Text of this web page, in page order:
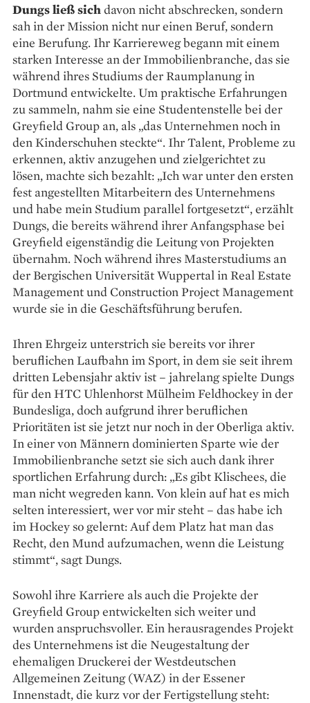
Dungs ließ sichdavon nicht abschrecken, sondern
sah in der Mission nicht nur einen Beruf, sondern
eine Berufung. Ihr Karriere­weg begann mit einem
starken Interesse an der Immo­bilienbranche, das sie
während ihres Studiums der Raumplanung in
Dortmund entwickelte. Um prak­tische Erfahrungen
zu sammeln, nahm sie eine Studentenstelle bei der
Greyfield Group an, als „das Unternehmen noch in
den Kinderschuhen steckte“. Ihr Talent, Probleme zu
erkennen, aktiv anzugehen und zielgerichtet zu
lösen, machte sich bezahlt: „Ich war unter den ersten
fest angestellten Mitarbeitern des Unternehmens
und habe mein Studium parallel fort­gesetzt“, erzählt
Dungs, die bereits während ihrer Anfangsphase bei
Greyfield eigenständig die Leitung von Projekten
übernahm. Noch während ihres Masterstudiums an
der Bergischen Universität Wuppertal in Real Estate
Management und Construction Project Management
wurde sie in die Geschäftsführung berufen.
Ihren Ehrgeiz unterstrich sie bereits vor ihrer
beruflichen Lauf­bahn im Sport, in dem sie seit ihrem
dritten Lebensjahr aktiv ist – jahrelang spielte Dungs
für den HTC Uhlenhorst Mülheim Feldhockey in der
Bundesliga, doch aufgrund ihrer beruflichen
Prioritäten ist sie jetzt nur noch in der Oberliga aktiv.
In einer von Männern dominierten Sparte wie der
Immobilien­branche setzt sie sich auch dank ihrer
sportlichen Erfahrung durch: „Es gibt Klischees, die
man nicht weg­reden kann. Von klein auf hat es mich
selten interessiert, wer vor mir steht – das habe ich
im Hockey so gelernt: Auf dem Platz hat man das
Recht, den Mund aufzumachen, wenn die Leistung
stimmt“, sagt Dungs.
Sowohl ihre Karriere als auch die Projekte der
Greyfield Group entwickelten sich weiter und
wurden anspruchsvoller. Ein herausragendes Projekt
des Unternehmens ist die Neugestaltung der
ehemaligen Druckerei der Westdeutschen
Allgemeinen Zeitung (WAZ) in der Essener
Innenstadt, die kurz vor der Fertigstellung steht: